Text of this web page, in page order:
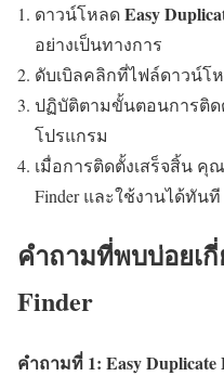
ดาวน์โหลดEasy
อย่างเป็นทางการ
ดับเบิลคลิกที่ไฟล์ดาวน์โ
ปฏิบัติตามขั้นตอนการติ
โปรแกรม
เมื่อการติดตั้งเสร็จสิ้น คุณ
Finder และใช้งานได้ทันที
คำถามที่พบบ่อยเกี่
Finder
คำถามที่ 1: Easy